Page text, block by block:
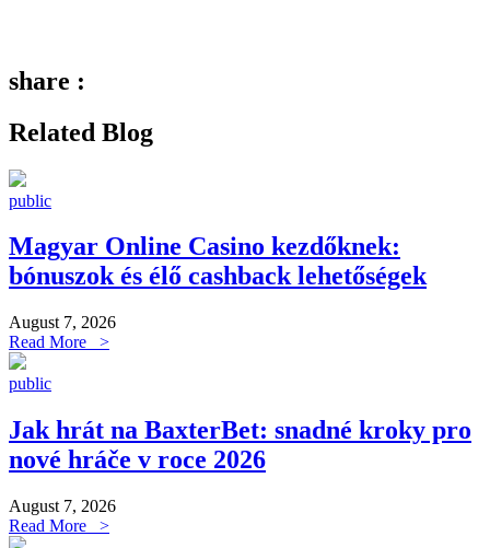
share :
Related Blog
public
Magyar Online Casino kezdőknek:
bónuszok és élő cashback lehetőségek
August 7, 2026
Read More >
public
Jak hrát na BaxterBet: snadné kroky pro
nové hráče v roce 2026
August 7, 2026
Read More >